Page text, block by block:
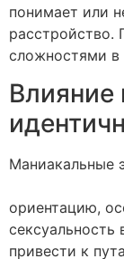
понимает или
расстройство.
сложностями
Влияние
Маниакальные
ориентацию,
привести к